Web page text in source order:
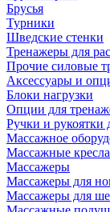
Брусья
Турники
Шведские стенки
Тренажеры для
Прочие силовые
Аксессуары и
Блоки нагрузки
Опции для
Ручки и рукоятки
Массажное
Массажные кресла
Массажеры
Массажеры для
Массажеры для